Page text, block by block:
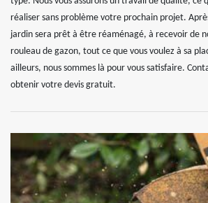
réaliser sans problème votre prochain projet.
jardin sera prêt à être réaménagé, à recevoir de
rouleau de gazon, tout ce que vous voulez à sa
ailleurs, nous sommes là pour vous satisfaire.
obtenir votre devis gratuit.